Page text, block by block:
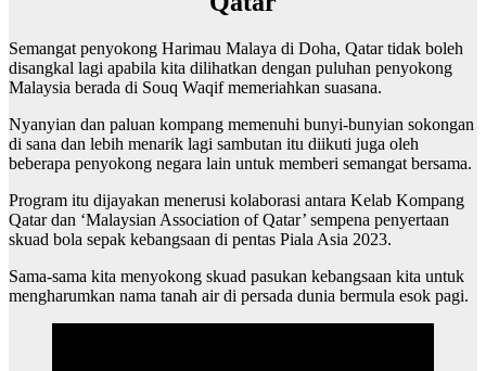
Semangat penyokong Harimau Malaya di Doha, Qatar tidak boleh
disangkal lagi apabila kita dilihatkan dengan puluhan penyokong
Malaysia berada di Souq Waqif memeriahkan suasana.
Nyanyian dan paluan kompang memenuhi bunyi-bunyian sokongan
di sana dan lebih menarik lagi sambutan itu diikuti juga oleh
beberapa penyokong negara lain untuk memberi semangat bersama.
Program itu dijayakan menerusi kolaborasi antara Kelab Kompang
Qatar dan ‘Malaysian Association of Qatar’ sempena penyertaan
skuad bola sepak kebangsaan di pentas Piala Asia 2023.
Sama-sama kita menyokong skuad pasukan kebangsaan kita untuk
mengharumkan nama tanah air di persada dunia bermula esok pagi.